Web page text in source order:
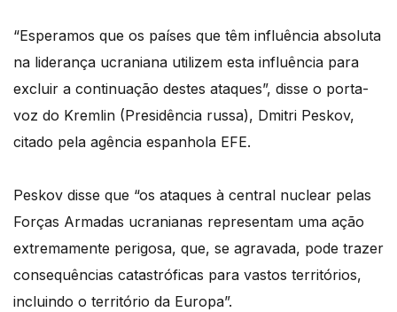
“Esperamos que os países que têm influência absoluta
na liderança ucraniana utilizem esta influência para
excluir a continuação destes ataques”, disse o porta-
voz do Kremlin (Presidência russa), Dmitri Peskov,
citado pela agência espanhola EFE.
Peskov disse que “os ataques à central nuclear pelas
Forças Armadas ucranianas representam uma ação
extremamente perigosa, que, se agravada, pode trazer
consequências catastróficas para vastos territórios,
incluindo o território da Europa”.